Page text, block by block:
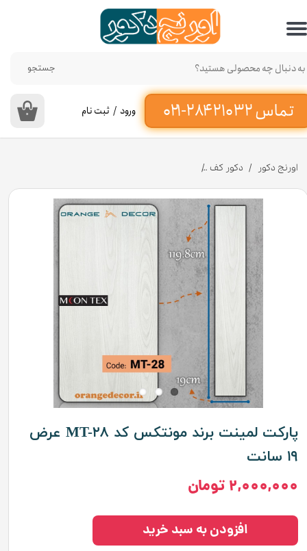
تماس ۳۲ ۲۱۰ ۲۸۴-۰۲۱‌
جستجو
۰ ورود / ثبت نام
حساب کاربری من
تغییر گذر واژه
سفارشات
خروج از حساب کاربری
اورنج دکور دکور کف
پارکت لمینت برند مونتکس کد MT-۲۸ عرض
۱۹ سانت
۲,۰۰۰,۰۰۰ تومان
افزودن به سبد خرید